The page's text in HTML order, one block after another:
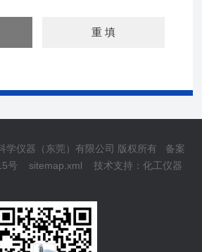
学仪器（东莞）有限公司 版权所有 备案
号
sitemap.xml 技术支持：化工仪器